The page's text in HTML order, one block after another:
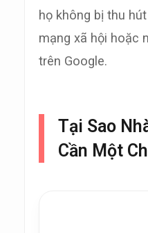
họ không bị thu
mạng xã hội hoặc
trên Google.
Tại Sao
Cần Một